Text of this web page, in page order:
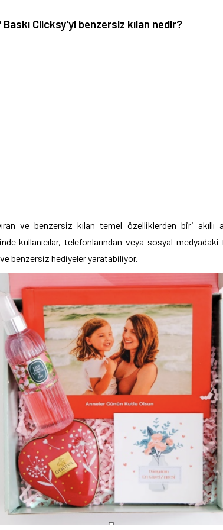
Clicksy’yi benzersiz kılan nedir?
ve benzersiz kılan temel özelliklerden biri akıllı
kullanıcılar, telefonlarından veya sosyal
benzersiz hediyeler yaratabiliyor.